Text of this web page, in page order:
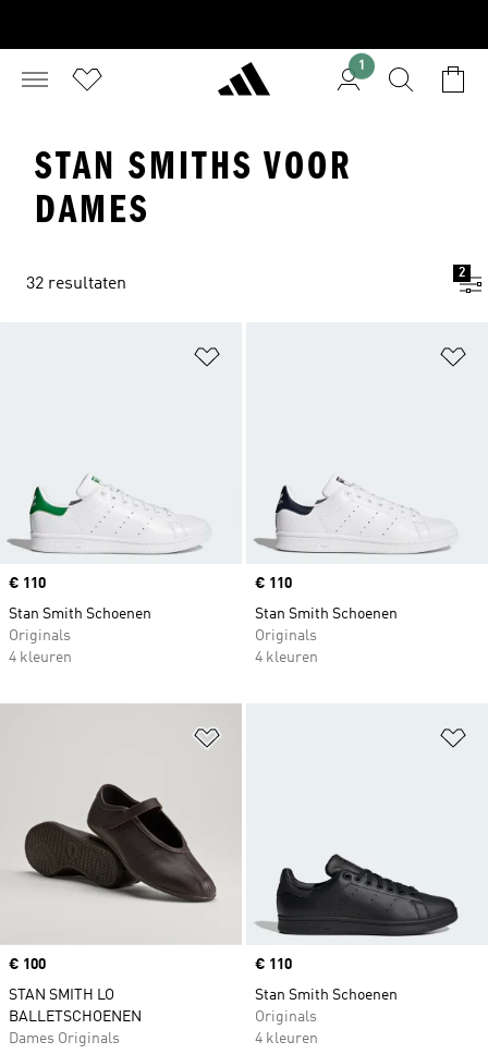
1
STAN SMITHS VOOR
DAMES
32 resultaten
2
Price
€ 110
Stan Smith Schoenen
Originals
4 kleuren
Price
€ 110
Stan Smith Schoenen
Originals
4 kleuren
Price
€ 100
STAN SMITH LO
BALLETSCHOENEN
Dames Originals
Price
€ 110
Stan Smith Schoenen
Originals
4 kleuren